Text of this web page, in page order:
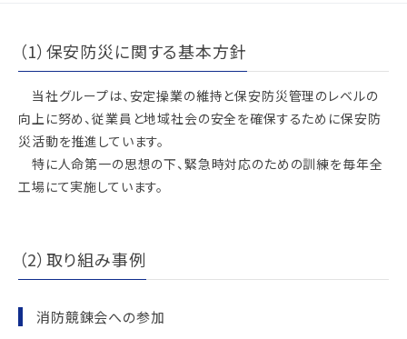
（1）保安防災に関する基本方針
当社グループは、安定操業の維持と保安防災管理のレベルの
向上に努め、従業員と地域社会の安全を確保するために保安防
災活動を推進しています。
特に人命第一の思想の下、緊急時対応のための訓練を毎年全
工場にて実施しています。
（2）取り組み事例
消防競錬会への参加